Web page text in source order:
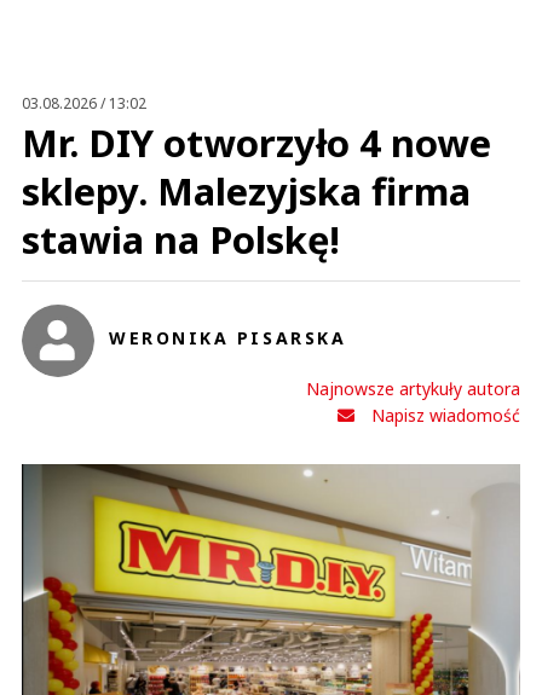
03.08.2026 / 13:02
Mr. DIY otworzyło 4 nowe
sklepy. Malezyjska firma
stawia na Polskę!
WERONIKA PISARSKA
Najnowsze artykuły autora
Napisz wiadomość